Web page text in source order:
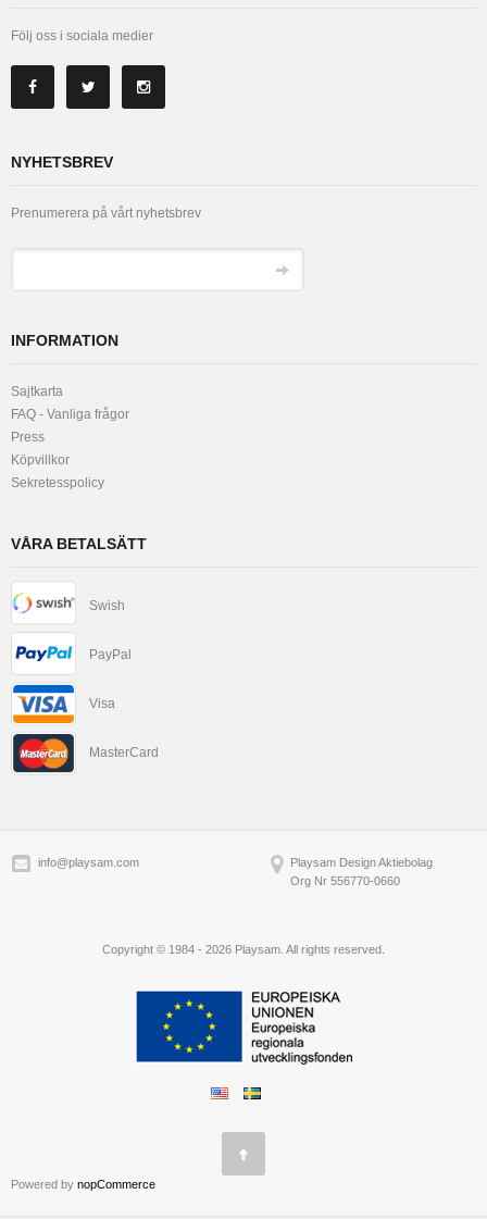
Följ oss i sociala medier
NYHETSBREV
Prenumerera på vårt nyhetsbrev
INFORMATION
Sajtkarta
FAQ - Vanliga frågor
Press
Köpvillkor
Sekretesspolicy
VÅRA BETALSÄTT
Swish
PayPal
Visa
MasterCard
info@playsam.com
Playsam Design Aktiebolag
Org Nr 556770-0660
Copyright © 1984 - 2026 Playsam. All rights reserved.
Powered by nopCommerce